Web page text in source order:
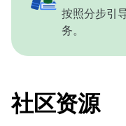
按照分步引
务。
社区资源